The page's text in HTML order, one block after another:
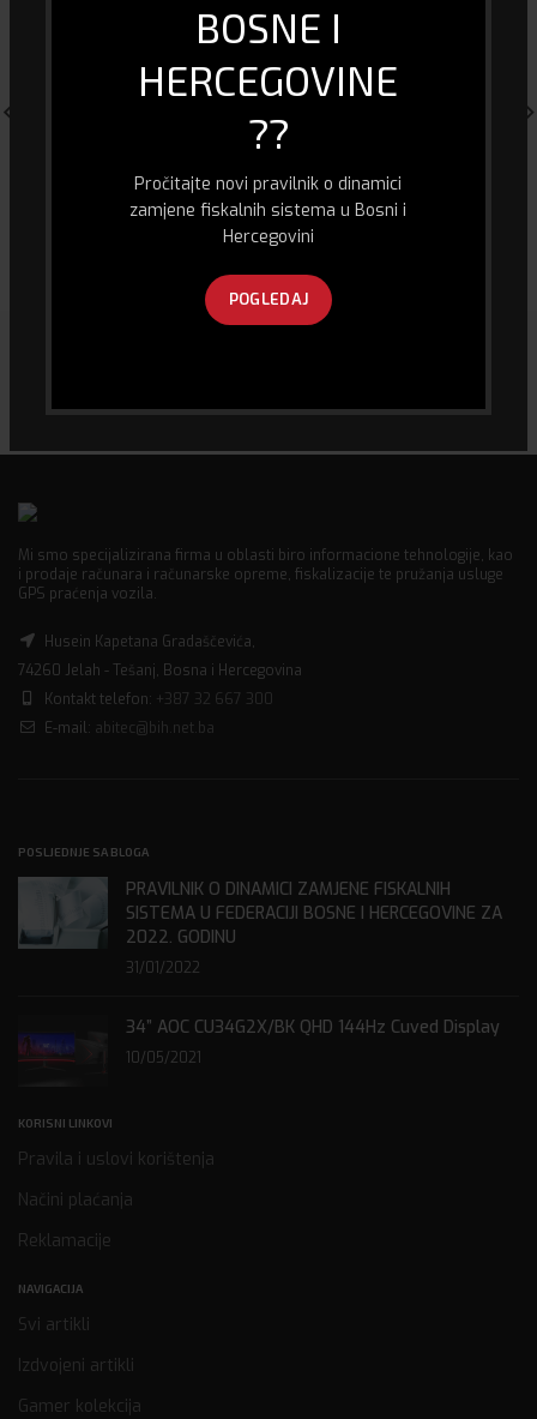
BOSNE I
HERCEGOVINE
??
Pročitajte novi pravilnik o dinamici
zamjene fiskalnih sistema u Bosni i
Hercegovini
POGLEDAJ
GRAFIČKA KARTICA BIOSTAR
Zvučnik X-trike SK-600
Mi smo specijalizirana firma u oblasti biro informacione tehnologije, kao
i prodaje računara i računarske opreme, fiskalizacije te pružanja usluge
GPS praćenja vozila.
Husein Kapetana Gradaščevića,
74260 Jelah - Tešanj, Bosna i Hercegovina
Kontakt telefon: +387 32 667 300
E-mail: abitec@bih.net.ba
POSLJEDNJE SA BLOGA
PRAVILNIK O DINAMICI ZAMJENE FISKALNIH
SISTEMA U FEDERACIJI BOSNE I HERCEGOVINE ZA
2022. GODINU
31/01/2022
34” AOC CU34G2X/BK QHD 144Hz Cuved Display
10/05/2021
KORISNI LINKOVI
Pravila i uslovi korištenja
Načini plaćanja
Reklamacije
NAVIGACIJA
Svi artikli
Izdvojeni artikli
Gamer kolekcija